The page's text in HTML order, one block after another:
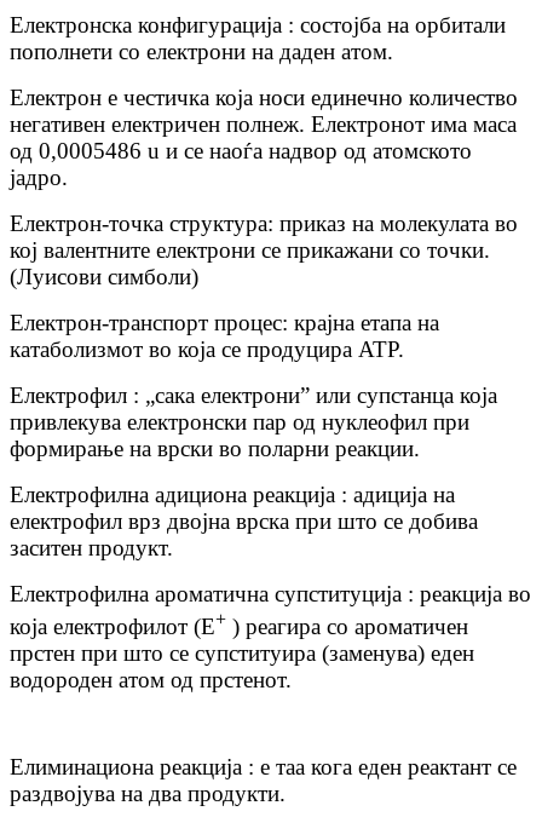
Електронска конфигурација : состојба на орбитали
пополнети со електрони на даден атом.
Електрон е честичка која носи единечно количество
негативен електричен полнеж. Електронот има маса
од 0,0005486 u и се наоѓа надвор од атомското
јадро.
Електрон-точка структура: приказ на молекулата во
кој валентните електрони се прикажани со точки.
(Луисови симболи)
Електрон-транспорт процес: крајна етапа на
катаболизмот во која се продуцира ATP.
Електрофил : „сака електрони” или супстанца која
привлекува електронски пар од нуклеофил при
формирање на врски во поларни реакции.
Електрофилна адициона реакција : адиција на
електрофил врз двојна врска при што се добива
заситен продукт.
Електрофилна ароматична супституција : реакција во
која електрофилот (Е+ ) реагира со ароматичен
прстен при што се супституира (заменува) еден
водороден атом од прстенот.
Елиминациона реакција : е таа кога еден реактант се
раздвојува на два продукти.